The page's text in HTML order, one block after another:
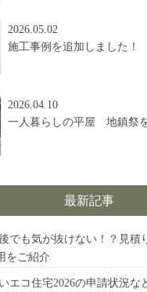
2026.05.02
施工事例を追加しました！
2026.04.10
一人暮らしの平屋 地鎮祭を
最新記事
でも気が抜けない！？見積
をご紹介
エコ住宅2026の申請状況な